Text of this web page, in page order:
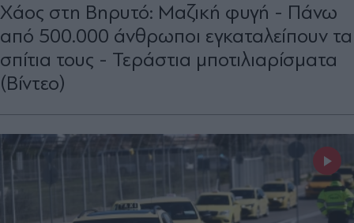
Χάος στη Βηρυτό: Μαζική φυγή - Πάνω
από 500.000 άνθρωποι εγκαταλείπουν τα
σπίτια τους - Τεράστια μποτιλιαρίσματα
(Bίντεο)